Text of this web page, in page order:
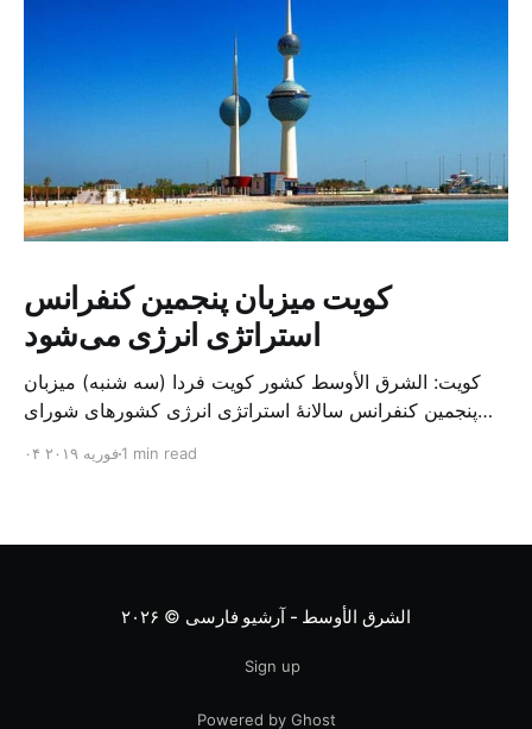
کویت میزبان پنجمین کنفرانس
استراتژی انرژی می‌شود
کویت: الشرق الأوسط کشور کویت فردا (سه شنبه) میزبان
پنجمین کنفرانس سالانهٔ استراتژی انرژی کشورهای شورای
متخصص از شرکت‌های جهانی نفت و گاز در این کنفرانس
۰۴ فوریه ۲۰۱۹1 min read
الشرق الأوسط - آرشیو فارسی © ۲۰۲۶
Sign up
Powered by Ghost